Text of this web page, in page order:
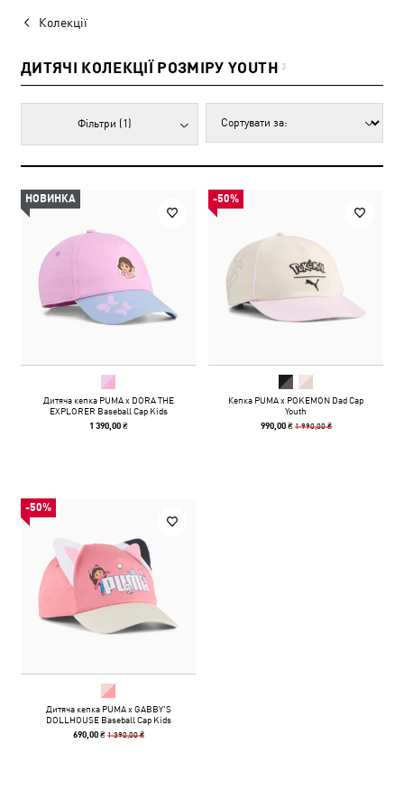
Колекції
ДИТЯЧІ КОЛЕКЦІЇ РОЗМІРУ YOUTH 3
Фільтри (1)
НОВИНКА
Дитяча кепка PUMA x DORA THE
EXPLORER Baseball Cap Kids
1 390,00 ₴
-50%
Кепка PUMA x POKEMON Dad Cap
Youth
990,00 ₴ 1 990,00 ₴
-50%
Дитяча кепка PUMA x GABBY'S
DOLLHOUSE Baseball Cap Kids
690,00 ₴ 1 390,00 ₴